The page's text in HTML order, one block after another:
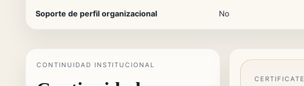
Soporte de perfil organizacional No
CONTINUIDAD INSTITUCIONAL